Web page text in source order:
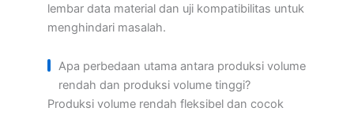
lembar data material dan uji kompatibilitas untuk
menghindari masalah.
Apa perbedaan utama antara produksi volume
rendah dan produksi volume tinggi?
Produksi volume rendah fleksibel dan cocok